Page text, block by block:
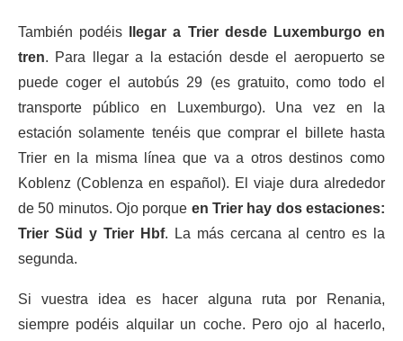
También podéis
llegar a Trier desde Luxemburgo en
tren. Para llegar a la estación desde el aeropuerto se
puede coger el autobús 29 (es gratuito, como todo el
transporte público en Luxemburgo). Una vez en la
estación solamente tenéis que comprar el billete hasta
Trier en la misma línea que va a otros destinos como
Koblenz (Coblenza en español). El viaje dura alrededor
de 50 minutos. Ojo porque en Trier hay dos estaciones:
Trier Süd y Trier Hbf. La más cercana al centro es la
segunda.
Si vuestra idea es hacer alguna ruta por Renania,
siempre podéis alquilar un coche. Pero ojo al hacerlo,